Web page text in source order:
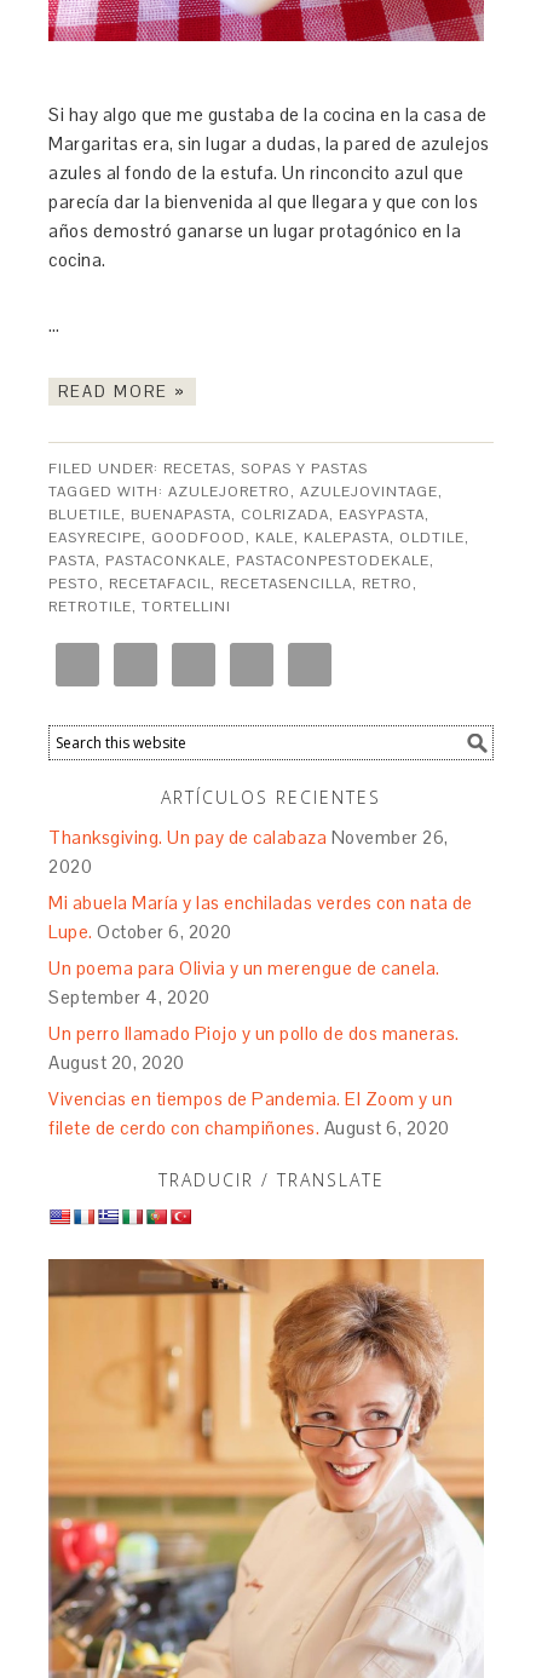
Si hay algo que me gustaba de la cocina en la casa de
Margaritas era, sin lugar a dudas, la pared de azulejos
azules al fondo de la estufa. Un rinconcito azul que
parecía dar la bienvenida al que llegara y que con los
años demostró ganarse un lugar protagónico en la
cocina.
…
READ MORE »
FILED UNDER: RECETAS,SOPAS Y PASTAS
TAGGED WITH:AZULEJORETRO,AZULEJOVINTAGE,
BLUETILE, BUENAPASTA, COLRIZADA, EASYPASTA,
EASYRECIPE, GOODFOOD, KALE, KALEPASTA, OLDTILE,
PASTA, PASTACONKALE, PASTACONPESTODEKALE,
PESTO, RECETAFACIL, RECETASENCILLA, RETRO,
RETROTILE,TORTELLINI
ARTÍCULOS RECIENTES
Thanksgiving. Un pay de calabaza November 26,
2020
Mi abuela María y las enchiladas verdes con nata de
Lupe. October 6, 2020
Un poema para Olivia y un merengue de canela.
September 4, 2020
Un perro llamado Piojo y un pollo de dos maneras.
August 20, 2020
Vivencias en tiempos de Pandemia. El Zoom y un
filete de cerdo con champiñones. August 6, 2020
TRADUCIR / TRANSLATE